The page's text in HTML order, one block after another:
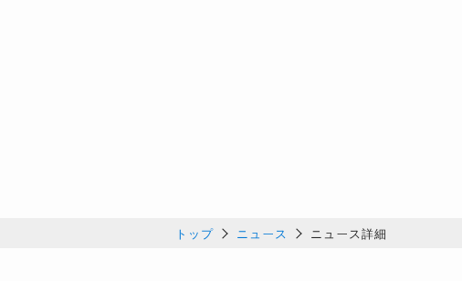
トップ ニュース ニュース詳細